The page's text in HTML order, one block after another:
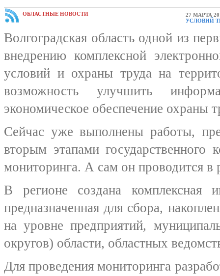
ОБЛАСТНЫЕ НОВОСТИ
27 МАРТА
УСЛОВИЙ
Волгоградская область одной из
внедрению комплексной
условий и охраны труда на
возможность улучшить
экономическое обеспечение охраны
Сейчас уже выполнены работы,
вторым этапами государственного
мониторинга. А сам он проводится в
В регионе создана комплексная
предназначенная для сбора,
на уровне предприятий,
округов) области, областных
Для проведения мониторинга